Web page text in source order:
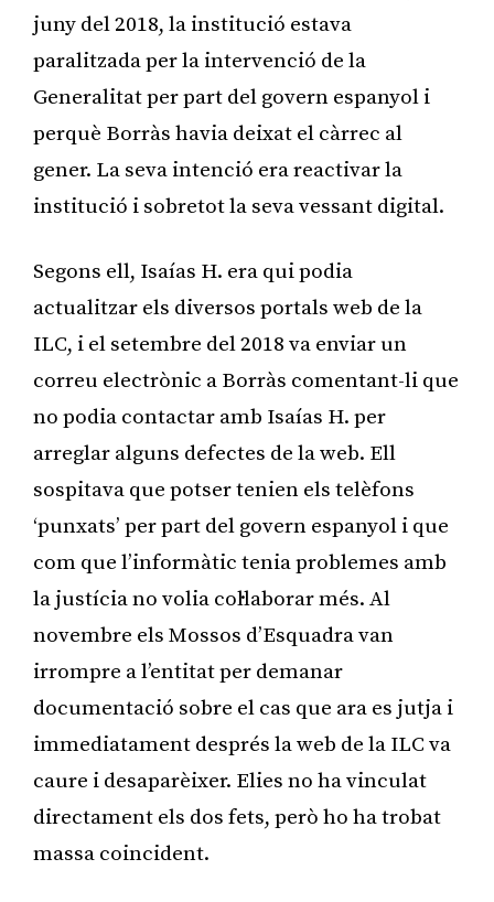
juny del 2018, la institució estava
paralitzada per la intervenció de la
Generalitat per part del govern espanyol i
perquè Borràs havia deixat el càrrec al
gener. La seva intenció era reactivar la
institució i sobretot la seva vessant digital.
Segons ell, Isaías H. era qui podia
actualitzar els diversos portals web de la
ILC, i el setembre del 2018 va enviar un
correu electrònic a Borràs comentant-li que
no podia contactar amb Isaías H. per
arreglar alguns defectes de la web. Ell
sospitava que potser tenien els telèfons
‘punxats’ per part del govern espanyol i que
com que l’informàtic tenia problemes amb
la justícia no volia col·laborar més. Al
novembre els Mossos d’Esquadra van
irrompre a l’entitat per demanar
documentació sobre el cas que ara es jutja i
immediatament després la web de la ILC va
caure i desaparèixer. Elies no ha vinculat
directament els dos fets, però ho ha trobat
massa coincident.